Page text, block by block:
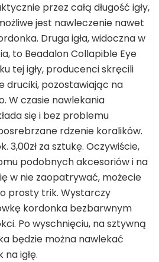
przez całą długość igły,
jest nawleczenie nawet
Druga igła, widoczna w
to Beadalon Collapible Eye
tej igły, producenci skręcili
druciki, pozostawiając na
W czasie nawlekania
się i bez problemu
rdzenie koralików.
3,00zł za sztukę. Oczywiście,
podobnych akcesoriów i na
w nie zaopatrywać, możecie
prosty trik. Wystarczy
kordonka bezbarwnym
Po wyschnięciu, na sztywną
będzie można nawlekać
na igłę.